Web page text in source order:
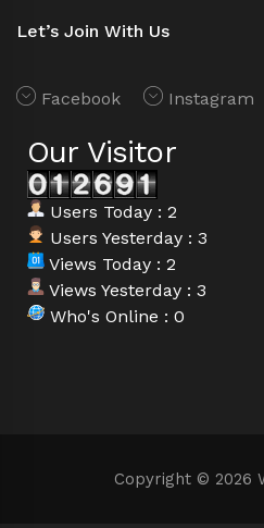
Let’s Join With Us
Facebook Instagram
Our Visitor
Users Today : 2
Users Yesterday : 3
Views Today : 2
Views Yesterday : 3
Who's Online : 0
Copyright © 2026